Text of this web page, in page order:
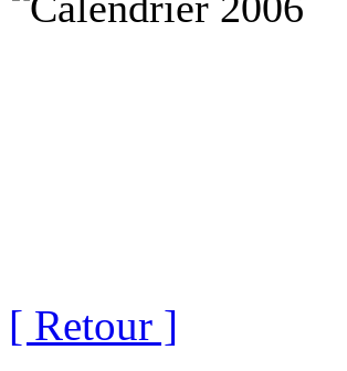
[ Retour ]